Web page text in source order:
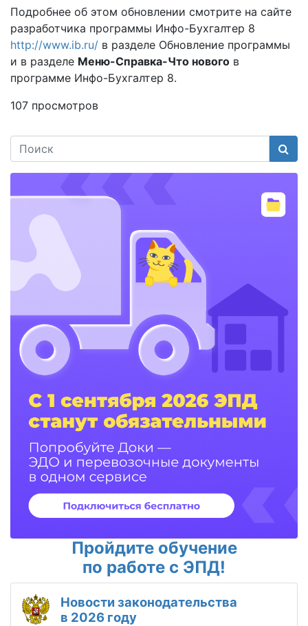
Подробнее об этом обновлении смотрите на сайте
разработчика программы Инфо-Бухгалтер 8
http://www.ib.ru/ в разделе Обновление программы
и в разделе Меню-Справка-Что нового в
программе Инфо-Бухгалтер 8.
107 просмотров
Пройдите обучение
по работе с ЭПД!
Новости законодательства
в 2026 году